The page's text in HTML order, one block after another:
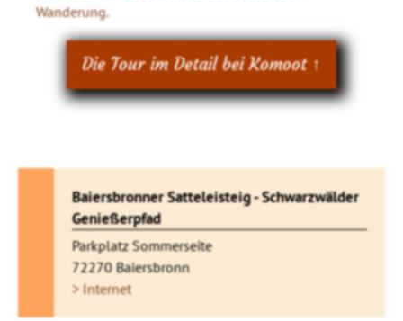
Wanderung.
Die Tour im Detail bei Komoot ↑
Baiersbronner Satteleisteig - Schwarzwälder
Genießerpfad
Parkplatz Sommerseite
72270 Baiersbronn
> Internet